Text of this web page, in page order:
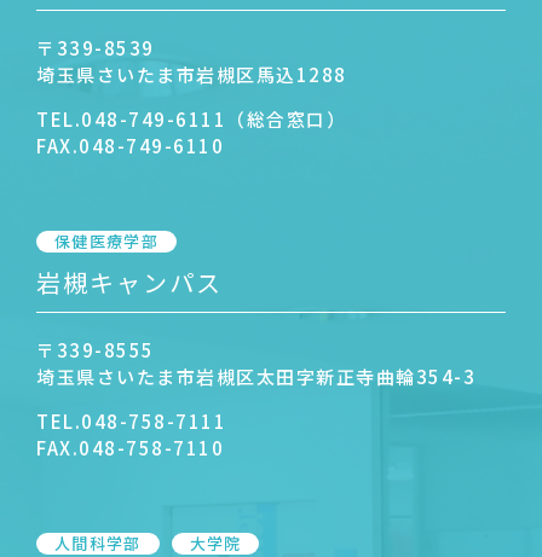
〒339-8539
埼玉県さいたま市岩槻区馬込1288
TEL.048-749-6111（総合窓口）
FAX.048-749-6110
保健医療学部
岩槻キャンパス
〒339-8555
埼玉県さいたま市岩槻区太田字新正寺曲輪354-3
TEL.048-758-7111
FAX.048-758-7110
人間科学部 大学院